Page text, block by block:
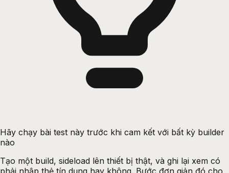
Hãy chạy bài test này trước khi cam kết với bất kỳ builder
nào
Tạo một build, sideload lên thiết bị thật, và ghi lại xem có
phải nhập thẻ tín dụng hay không. Bước đơn giản đó cho